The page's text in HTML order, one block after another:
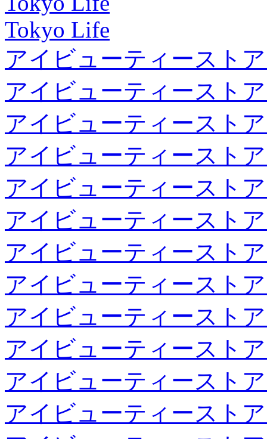
Tokyo Life
アイビューティースト
アイビューティースト
アイビューティースト
アイビューティースト
アイビューティースト
アイビューティースト
アイビューティースト
アイビューティースト
アイビューティースト
アイビューティースト
アイビューティースト
アイビューティースト